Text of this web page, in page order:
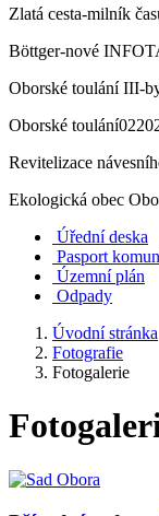
Zlatá cesta-milník
Böttger-nové
Oborské toulání III-
Oborské
Revitelizace
Ekologická obec
Úřední deska
Pasport
Územní plán
Odpady
Úvodní stránka
Fotografie
Fotogalerie